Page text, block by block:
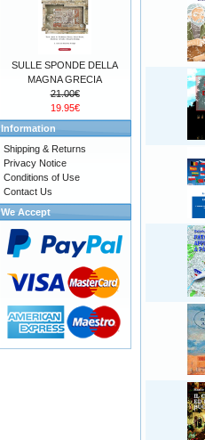
SULLE SPONDE DELLA
MAGNA GRECIA
21.00€
19.95€
Information
Shipping & Returns
Privacy Notice
Conditions of Use
Contact Us
We Accept